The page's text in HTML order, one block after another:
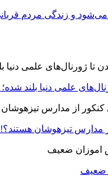
می‌شود و زندگی مردم
علمی دنیا بلند
مدارس تیزهوشان هستند؟!
ضعیف